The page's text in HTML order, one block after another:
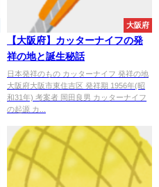
大阪府
【大阪府】カッターナイフの発
祥の地と誕生秘話
日本発祥のもの カッターナイフ 発祥の地
大阪府大阪市東住吉区 発祥期 1956年(昭
和31年) 考案者 岡田良男 カッターナイフ
の起源 カ...